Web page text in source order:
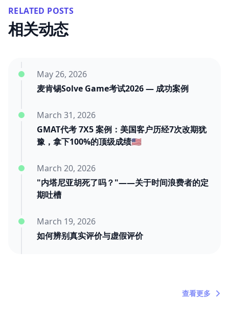
RELATED POSTS
相关动态
麦肯锡Solve Game考试2026 — 成功案例
May 26, 2026
GMAT代考 7X5 案例：美国客户历经7次改期犹
豫，拿下100%的顶级成绩🇺🇸
March 31, 2026
"内塔尼亚胡死了吗？"——关于时间浪费者的定
期吐槽
March 20, 2026
如何辨别真实评价与虚假评价
March 19, 2026
查看更多